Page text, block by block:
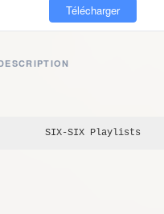
Télécharger
SIX-SIX Playlists